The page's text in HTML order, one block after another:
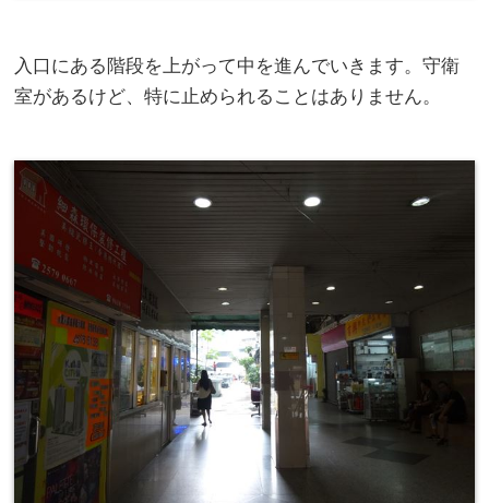
入口にある階段を上がって中を進んでいきます。守衛
室があるけど、特に止められることはありません。